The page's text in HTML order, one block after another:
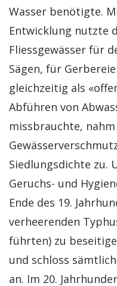
Wasser benötigte.
Entwicklung nutzte
Fliessgewässer für
Sägen, für
gleichzeitig als
Abführen von
missbrauchte,
Siedlungsdichte zu.
Geruchs- und
Ende des 19.
verheerenden
führten) zu
und schloss
an. Im 20.